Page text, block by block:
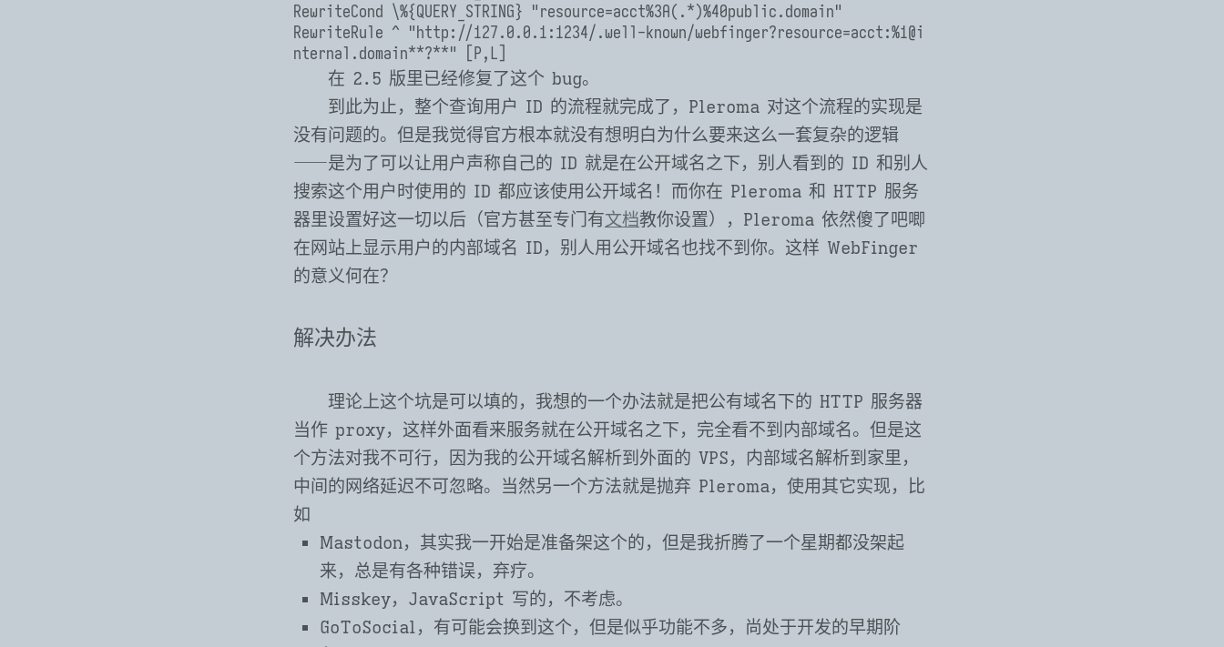
RewriteCond \%{QUERY_STRING} "resource=acct%3A(.*)%40public.domain"
RewriteRule ^ "http://127.0.0.1:1234/.well-known/webfinger?resource=acct:%1@i
nternal.domain**?**" [P,L]
在 2.5 版里已经修复了这个 bug。
到此为止，整个查询用户 ID 的流程就完成了，Pleroma 对这个流程的实现是
没有问题的。但是我觉得官方根本就没有想明白为什么要来这么一套复杂的逻辑
⸺是为了可以让用户声称自己的 ID 就是在公开域名之下，别人看到的 ID 和别人
搜索这个用户时使用的 ID 都应该使用公开域名！而你在 Pleroma 和 HTTP 服务
器里设置好这一切以后（官方甚至专门有文档教你设置），Pleroma 依然傻了吧唧
在网站上显示用户的内部域名 ID，别人用公开域名也找不到你。这样 WebFinger
的意义何在？
解决办法
理论上这个坑是可以填的，我想的一个办法就是把公有域名下的 HTTP 服务器
当作 proxy，这样外面看来服务就在公开域名之下，完全看不到内部域名。但是这
个方法对我不可行，因为我的公开域名解析到外面的 VPS，内部域名解析到家里，
中间的网络延迟不可忽略。当然另一个方法就是抛弃 Pleroma，使用其它实现，比
如
Mastodon，其实我一开始是准备架这个的，但是我折腾了一个星期都没架起
来，总是有各种错误，弃疗。
Misskey，JavaScript 写的，不考虑。
GoToSocial，有可能会换到这个，但是似乎功能不多，尚处于开发的早期阶